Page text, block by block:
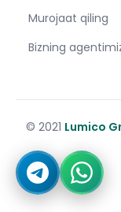
Murojaat qiling
Bizning
© 2021 Lumico